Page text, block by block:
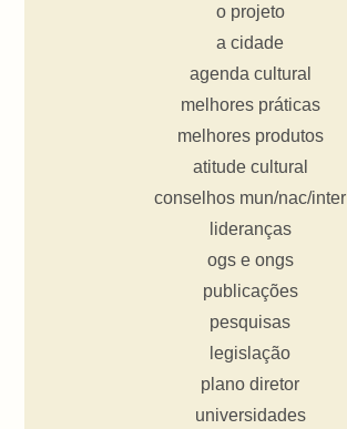
o projeto
a cidade
agenda cultural
melhores práticas
melhores produtos
atitude cultural
conselhos mun/nac/inter
lideranças
ogs e ongs
publicações
pesquisas
legislação
plano diretor
universidades